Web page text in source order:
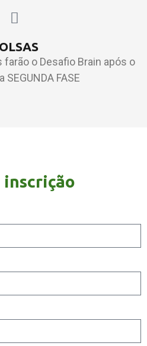
o Desafio Brain após o
SEGUNDA FASE